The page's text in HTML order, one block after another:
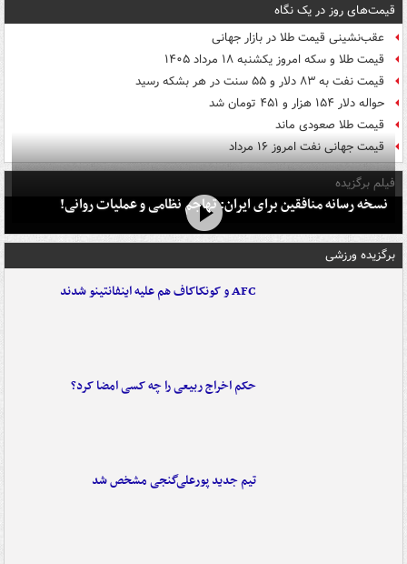
قیمت‌های روز در یک نگاه
عقب‌نشینی قیمت طلا در بازار جهانی
قیمت طلا و سکه امروز یکشنبه ۱۸ مرداد ۱۴۰۵
قیمت نفت به ۸۳ دلار و ۵۵ سنت در هر بشکه رسید
حواله دلار ۱۵۴ هزار و ۴۵۱ تومان شد
قیمت طلا صعودی ماند
قیمت جهانی نفت امروز ۱۶ مرداد
فیلم برگزیده
نسخه رسانه منافقین برای ایران: تهاجم نظامی و عملیات روانی!
برگزیده ورزشی
AFC و کونکاکاف هم علیه اینفانتینو شدند
حکم اخراج ربیعی را چه کسی امضا کرد؟
تیم جدید پورعلی‌گنجی مشخص شد